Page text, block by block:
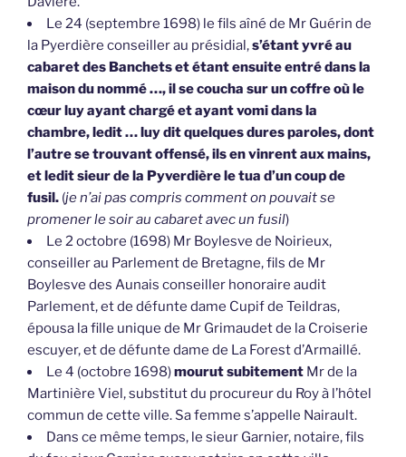
la Pyerdière conseiller au présidial,
cabaret des Banchets et étant ensuite entré dans la
maison du nommé …, il se coucha sur un coffre où le
cœur luy ayant chargé et ayant vomi dans la
chambre, ledit … luy dit quelques dures paroles, dont
l’autre se trouvant offensé, ils en vinrent aux mains,
et ledit sieur de la Pyverdière le tua d’un coup de
fusil.
je n’ai pas compris comment on pouvait se
promener le soir au cabaret avec un fusil
Le 2 octobre (1698) Mr Boylesve de Noirieux,
conseiller au Parlement de Bretagne, fils de Mr
Boylesve des Aunais conseiller honoraire audit
Parlement, et de défunte dame Cupif de Teildras,
épousa la fille unique de Mr Grimaudet de la Croiserie
escuyer, et de défunte dame de La Forest d’Armaillé.
Le 4 (octobre 1698)
mourut subitement
Mr de la
Martinière Viel, substitut du procureur du Roy à l’hôtel
commun de cette ville. Sa femme s’appelle Nairault.
Dans ce même temps, le sieur Garnier, notaire, fils
du feu sieur Garnier, aussy notaire en cette ville,
épousa la fille du sieur Bedane marchand de bois et de